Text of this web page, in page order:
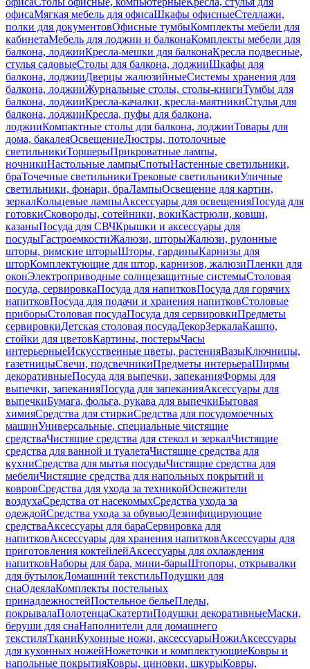
офисаМягкая мебель для офисаШкафы офисныеСтеллажи,
полки для документовОфисные тумбыКомплекты мебели для
кабинетаМебель для лоджии и балконаКомплекты мебели для
балкона, лоджииКресла-мешки для балконаКресла подвесные,
стулья садовыеСтолы для балкона, лоджииШкафы для
балкона, лоджииДверцы жалюзийныеСистемы хранения для
балкона, лоджииЖурнальные столы, столы-книгиТумбы для
балкона, лоджииКресла-качалки, кресла-маятникиСтулья для
балкона, лоджииКресла, пуфы для балкона,
лоджииКомпактные столы для балкона, лоджииТовары для
дома, бакалеяОсвещениеЛюстры, потолочные
светильникиТоршерыПрикроватные лампы,
ночникиНастольные лампыСпотыНастенные светильники,
браТочечные светильникиТрековые светильникиУличные
светильники, фонари, браЛампыОсвещение для картин,
зеркалКольцевые лампыАксессуары для освещенияПосуда для
готовкиСковороды, сотейники, вокиКастрюли, ковши,
казаныПосуда для СВЧКрышки и аксессуары для
посудыГастроемкостиЖалюзи, шторыЖалюзи, рулонные
шторы, римские шторыШторы, гардиныКарнизы для
шторКомплектующие для штор, карнизов, жалюзиПленки для
оконЭлектроприводные солнцезащитные системыСтоловая
посуда, сервировкаПосуда для напитковПосуда для горячих
напитковПосуда для подачи и хранения напитковСтоловые
приборыСтоловая посудаПосуда для сервировкиПредметы
сервировкиДетская столовая посудаДекорЗеркалаКашпо,
стойки для цветовКартины, постерыЧасы
интерьерныеИскусственные цветы, растенияВазыКлючницы,
газетницыСвечи, подсвечникиПредметы интерьераШирмы
декоративныеПосуда для выпечки, запеканияФормы для
выпечки, запеканияПосуда для запеканияАксессуары для
выпечкиБумага, фольга, рукава для выпечкиБытовая
химияСредства для стиркиСредства для посудомоечных
машинУниверсальные, специальные чистящие
средстваЧистящие средства для стекол и зеркалЧистящие
средства для ванной и туалетаЧистящие средства для
кухниСредства для мытья посудыЧистящие средства для
мебелиЧистящие средства для напольных покрытий и
ковровСредства для ухода за техникойОсвежители
воздухаСредства от насекомыхСредства ухода за
одеждойСредства ухода за обувьюДезинфицирующие
средстваАксессуары для бараСервировка для
напитковАксессуары для хранения напитковАксессуары для
приготовления коктейлейАксессуары для охлаждения
напитковНаборы для бара, мини-барыШтопоры, открывалки
для бутылокДомашний текстильПодушки для
снаОдеялаКомплекты постельных
принадлежностейПостельное бельеПледы,
покрывалаПолотенцаСкатертиПодушки декоративныеМаски,
беруши для снаНаполнители для домашнего
текстиляТканиКухонные ножи, аксессуарыНожиАксессуары
для кухонных ножейНожеточки и комплектующиеКовры и
напольные покрытияКовры, циновки, шкурыКовры,